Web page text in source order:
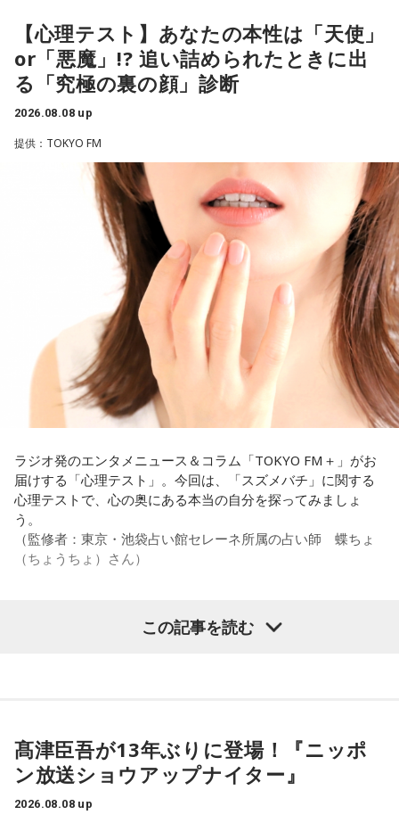
とがあると切り出し、「賞レースで結果を残していないコン
ビ、（芸歴18年目の）ぐりんぴーすがよく愚痴をこぼしてい
るのは、最近の後輩は挨拶をしてくれないんだって（笑）」
と暴露します。
有吉自身は、今では後輩から挨拶されないことがまったくな
いため分からないと前置きしつつ、「ぐりんぴーすがそう言
っていたから……その辺はどう？ 風紀が乱れているかどうか」
と質問します。
これに対して、カミムラは「ぐりんぴーすさんが言っている
のは、1～2年目の芸人の子たちだと思うんですけど……たぶ
ん、その子たちは本当に挨拶していないと思います」と苦笑
い。有吉が「なんでなの？」と尋ねると、カミムラは「こん
なことを言うのもあれですけど、（ぐりんぴーすさんが）ど
ういう先輩か分かっていないんだと思います」と正直に語り
ます。
それを受け、有吉は「でもさ、この世界に入ったら俺だって
（若手の頃は）誰か分からない人にも一応挨拶するじゃな
い？ 何があるか分からないからさ」と持論を語ります。その
間は時代的に増えていますね」とリアルな実情を明かしま
す。
また、有吉は「吉本（興業）は縦がちゃんとしているじゃ
ん。それは養成所でもそういう教えがあるんだろうし、先輩
からも受け継がれるからだと思うんだよね」と他事務所と比
番組Webサイト： https://jfn-pods.com/program/27400
音声コンテンツプラットフォーム「JFN Pods」ではスペシャ
ル音声も配信中！
【心理テスト】あなたの本性は「天使」
or「悪魔」!? 追い詰められたときに出
る「究極の裏の顔」診断
2026.08.08 up
提供：TOKYO FM
ラジオ発のエンタメニュース＆コラム「TOKYO FM＋」がお
届けする「心理テスト」。今回は、「スズメバチ」に関する
心理テストで、心の奥にある本当の自分を探ってみましょ
う。
（監修者：東京・池袋占い館セレーネ所属の占い師 蝶ちょ
（ちょうちょ）さん）
ふと見ると、あなたは無我夢中で、あるものを握りしめてい
ました。
それは何でしたか？次の中から近いものを1つ選んでくださ
この記事を読む
髙津臣吾が13年ぶりに登場！『ニッポ
ン放送ショウアップナイター』
2026.08.08 up